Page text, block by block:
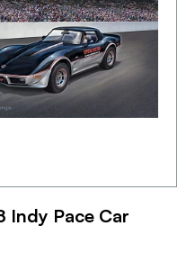
Indy Pace Car